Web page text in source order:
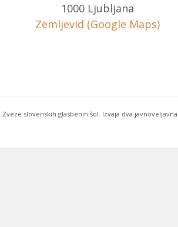
1000 Ljubljana
Zemljevid (Google Maps)
slovenskih glasbenih šol. Izvaja dva